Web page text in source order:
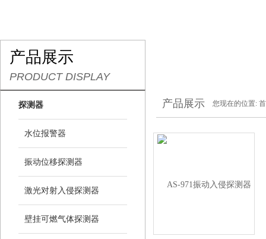
产品展示
PRODUCT DISPLAY
探测器
水位报警器
振动位移探测器
激光对射入侵探测器
壁挂可燃气体探测器
产品展示 您现在的位置: